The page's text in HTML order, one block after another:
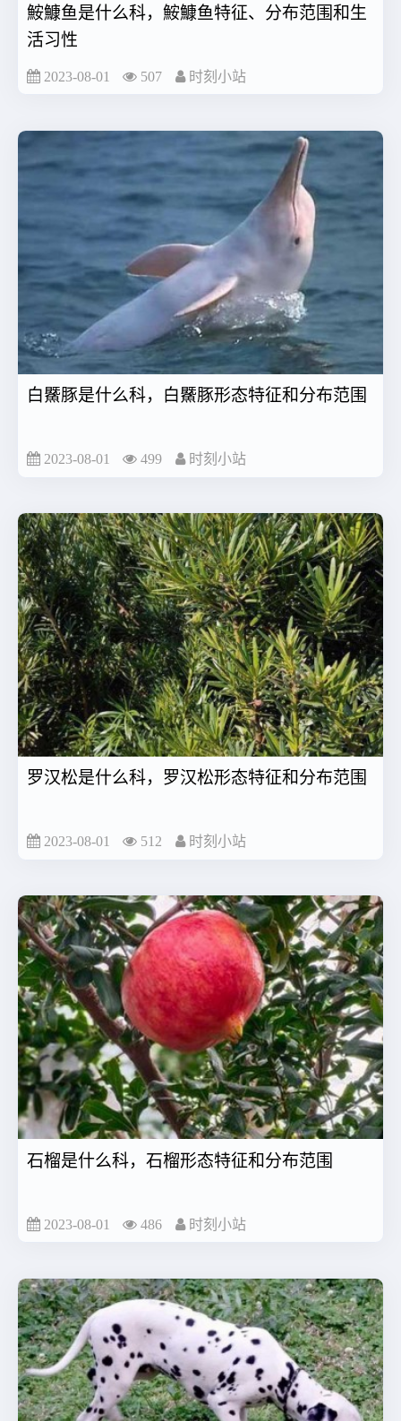
鮟鱇鱼是什么科，鮟鱇鱼特征、分布范围和生
活习性
2023-08-01 507 时刻小站
白鱀豚是什么科，白鱀豚形态特征和分布范围
2023-08-01 499 时刻小站
罗汉松是什么科，罗汉松形态特征和分布范围
2023-08-01 512 时刻小站
石榴是什么科，石榴形态特征和分布范围
2023-08-01 486 时刻小站